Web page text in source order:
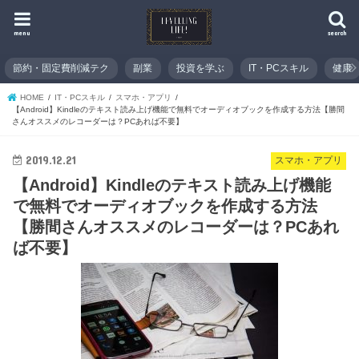
search
menu
節約・固定費削減テク 副業 投資を学ぶ IT・PCスキル 健康
HOME IT・PCスキル
スマホ・アプリ
【Android】Kindleのテキスト読み上げ機能で無料でオーディオブックを作成する方法【勝間
さんオススメのレコーダーは？PCあれば不要】
スマホ・アプリ
2019.12.21
【Android】Kindleのテキスト読み上げ機能
で無料でオーディオブックを作成する方法
【勝間さんオススメのレコーダーは？PCあれ
ば不要】